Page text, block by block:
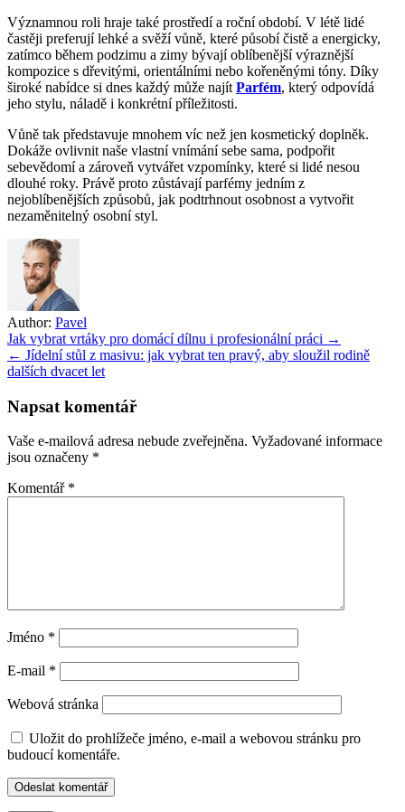
Významnou roli hraje také prostředí a roční období. V létě lidé
častěji preferují lehké a svěží vůně, které působí čistě a energicky,
zatímco během podzimu a zimy bývají oblíbenější výraznější
kompozice s dřevitými, orientálními nebo kořeněnými tóny. Díky
široké nabídce si dnes každý může najít Parfém, který odpovídá
jeho stylu, náladě i konkrétní příležitosti.
Vůně tak představuje mnohem víc než jen kosmetický doplněk.
Dokáže ovlivnit naše vlastní vnímání sebe sama, podpořit
sebevědomí a zároveň vytvářet vzpomínky, které si lidé nesou
dlouhé roky. Právě proto zůstávají parfémy jedním z
nejoblíbenějších způsobů, jak podtrhnout osobnost a vytvořit
nezaměnitelný osobní styl.
Author: Pavel
Navigace
pro
Jak vybrat vrtáky pro domácí dílnu i profesionální práci →
← Jídelní stůl z masivu: jak vybrat ten pravý, aby sloužil rodině
dalších dvacet let
Napsat komentář
Vaše e-mailová adresa nebude zveřejněna. Vyžadované informace
jsou označeny *
Komentář *
Jméno *
E-mail *
Webová stránka
Uložit do prohlížeče jméno, e-mail a webovou stránku pro
budoucí komentáře.